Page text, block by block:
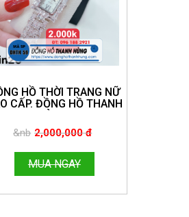
HỒ THỜI TRANG NỮ
CẤP. ĐỒNG HỒ THANH
HOTLINE:096.188.2921
&nb 2,000,000 đ
MUA NGAY